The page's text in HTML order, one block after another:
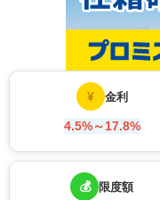
¥ 金利
4.5%～17.8%
💰 限度額